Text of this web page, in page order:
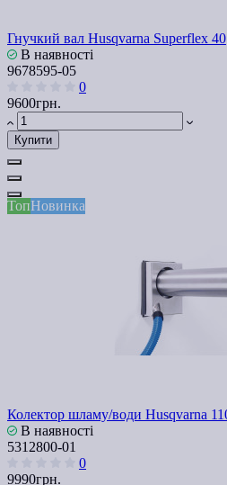
Гнучкий вал Husqvarna Superflex 40
В наявності
9678595-05
0
9600грн.
Купити
ТопНовинка
Колектор шламу/води Husqvarna
В наявності
5312800-01
0
9990грн.